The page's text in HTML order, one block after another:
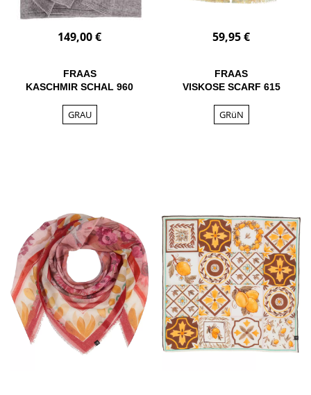
149,00 €
FRAAS
KASCHMIR SCHAL 960
GRAU
59,95 €
FRAAS
VISKOSE SCARF 615
GRüN